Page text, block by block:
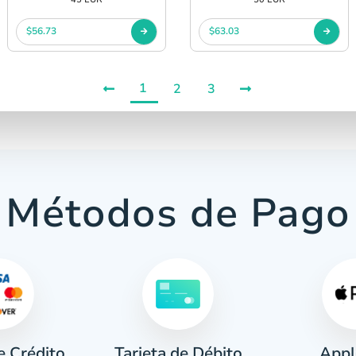
$56.73 $63.03
1 2 3
Métodos de Pago